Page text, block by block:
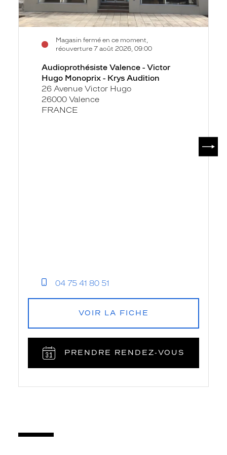
-
Krys
Audition
Magasin fermé en ce moment,
réouverture 7 août 2026, 09:00
Audioprothésiste Valence - Victor
Hugo Monoprix - Krys Audition
26 Avenue Victor Hugo
26000 Valence
FRANCE
04 75 41 80 51
VOIR LA FICHE
PRENDRE RENDEZ‑VOUS